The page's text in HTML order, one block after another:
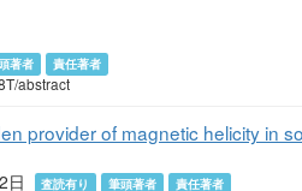
著者 責任著者
abstract
provider of magnetic helicity in
日
査読有り 筆頭著者 責任著者